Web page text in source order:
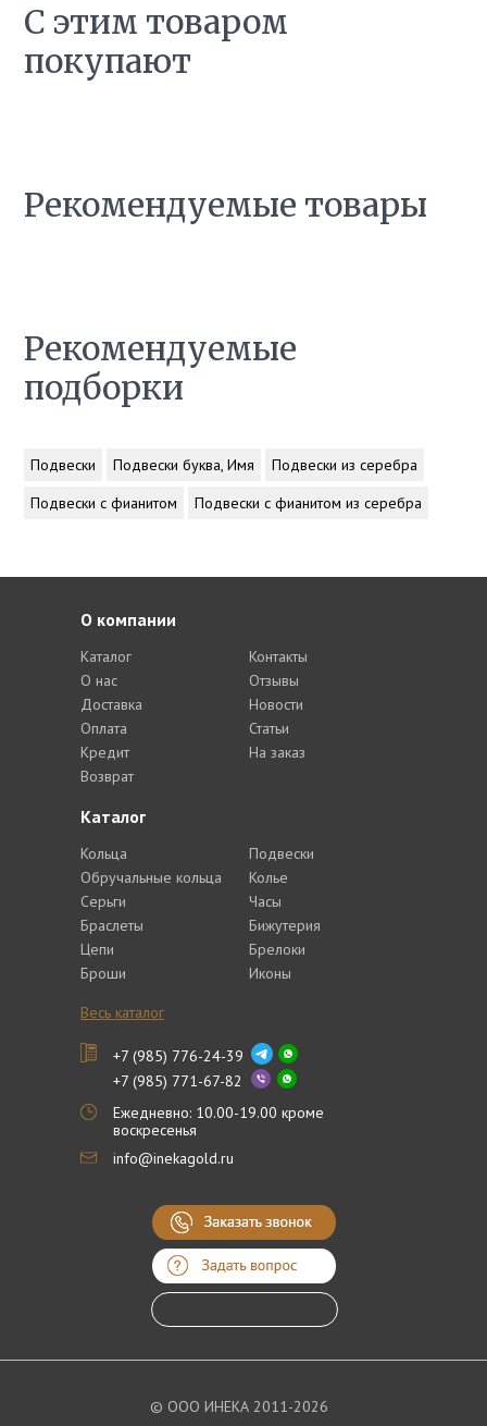
С этим товаром
покупают
Рекомендуемые товары
Рекомендуемые
подборки
Подвески Подвески буква, Имя
Подвески из серебра
Подвески с фианитом
Подвески с фианитом из серебра
Каталог
Кольца
Обручальные кольца
Серьги
Браслеты
Цепи
Броши
Подвески
Колье
Часы
Бижутерия
Брелоки
Иконы
Весь каталог
О компании
Каталог
О нас
Доставка
Оплата
Кредит
Возврат
Контакты
Отзывы
Новости
Статьи
На заказ
+7 (985) 776-24-39
+7 (985) 771-67-82
Ежедневно: 10.00-19.00 кроме
воскресенья
info@inekagold.ru
© ООО ИНЕКА 2011-2026